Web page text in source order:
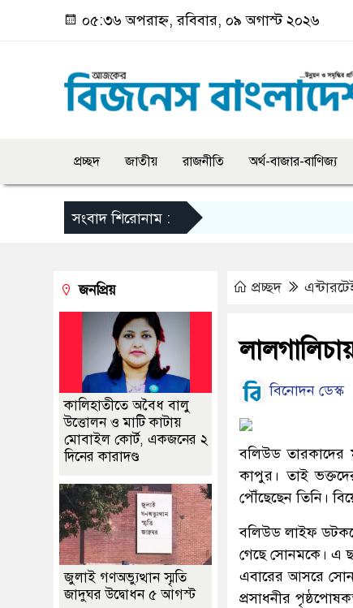
০৫:৩৬ অপরাহ্ন, রবিবার, ০৯ অগাস্ট ২০২৬
প্রচ্ছদ জাতীয় রাজনীতি অর্থ-বাজার-বাণিজ্য
সংবাদ শিরোনাম :
প্রচ্ছদ
বিনোদন ডেস্ক
বলিউড তারকাদের
কাপুর। তাই
পৌঁছেছেন তিনি।
বলিউড লাইফ
গেছে সোনমকে। এ
এবারের আসরে
প্রসাধনীর
জনপ্রিয়
কালিহাতীতে অবৈধ বালু
উত্তোলন ও মাটি কাটায়
মোবাইল কোর্ট, একজনের ২
দিনের কারাদণ্ড
জুলাই গণঅভ্যুত্থান স্মৃতি
জাদুঘর উদ্বোধন ৫ আগস্ট